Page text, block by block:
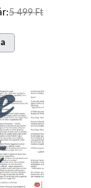
5 499 Ft